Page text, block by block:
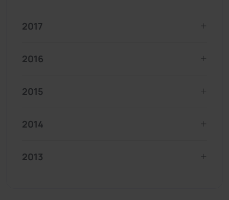
2017
2016
2015
2014
2013